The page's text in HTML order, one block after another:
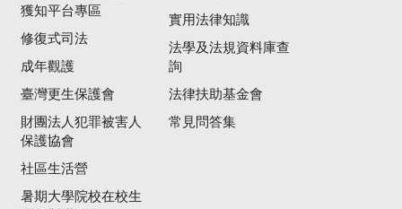
獲知平台專區
修復式司法
成年觀護
臺灣更生保護會
財團法人犯罪被害人
保護協會
社區生活營
暑期大學院校在校生
實用法律知識
法學及法規資料庫查
詢
法律扶助基金會
常見問答集